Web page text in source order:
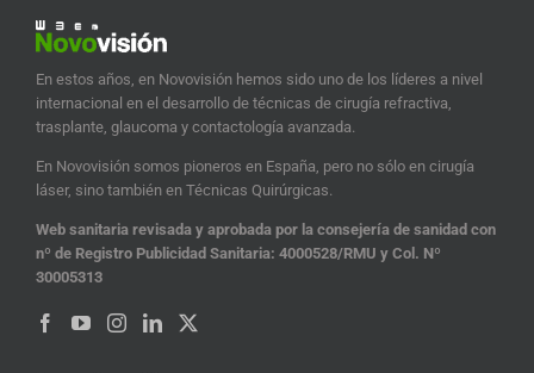
En estos años, en Novovisión hemos sido uno de los líderes a nivel
internacional en el desarrollo de técnicas de cirugía refractiva,
trasplante, glaucoma y contactología avanzada.
En Novovisión somos pioneros en España, pero no sólo en cirugía
láser, sino también en Técnicas Quirúrgicas.
Web sanitaria revisada y aprobada por la consejería de sanidad con
nº de Registro Publicidad Sanitaria: 4000528/RMU y Col. Nº
30005313